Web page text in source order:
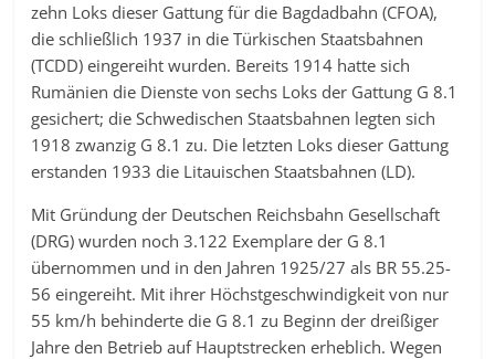
zehn Loks dieser Gattung für die Bagdadbahn (CFOA),
die schließlich 1937 in die Türkischen Staatsbahnen
(TCDD) eingereiht wurden. Bereits 1914 hatte sich
Rumänien die Dienste von sechs Loks der Gattung G 8.1
gesichert; die Schwedischen Staatsbahnen legten sich
1918 zwanzig G 8.1 zu. Die letzten Loks dieser Gattung
erstanden 1933 die Litauischen Staatsbahnen (LD).
Mit Gründung der Deutschen Reichsbahn Gesellschaft
(DRG) wurden noch 3.122 Exemplare der G 8.1
übernommen und in den Jahren 1925/27 als BR 55.25-
56 eingereiht. Mit ihrer Höchstgeschwindigkeit von nur
55 km/h behinderte die G 8.1 zu Beginn der dreißiger
Jahre den Betrieb auf Hauptstrecken erheblich. Wegen